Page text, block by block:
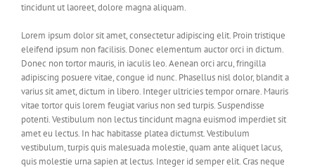
tincidunt ut laoreet, dolore magna aliquam.
Lorem ipsum dolor sit amet, consectetur adipiscing elit. Proin tristique
eleifend ipsum non facilisis. Donec elementum auctor orci in dictum.
Donec non tortor mauris, in iaculis leo. Aenean orci arcu, fringilla
adipiscing posuere vitae, congue id nunc. Phasellus nisl dolor, blandit a
varius sit amet, dictum in libero. Integer ultricies tempor ornare. Mauris
vitae tortor quis lorem feugiat varius non sed turpis. Suspendisse
potenti. Vestibulum non lectus tincidunt magna euismod imperdiet sit
amet eu lectus. In hac habitasse platea dictumst. Vestibulum
vestibulum, turpis quis malesuada molestie, quam ante aliquet lacus,
quis molestie urna sapien at lectus. Integer id semper elit. Cras neque